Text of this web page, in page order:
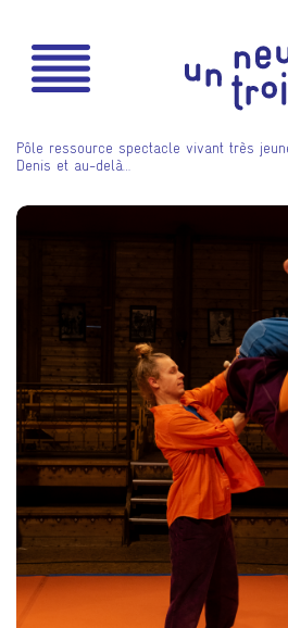
Pôle ressource spectacle vivant très
Denis et au-delà…